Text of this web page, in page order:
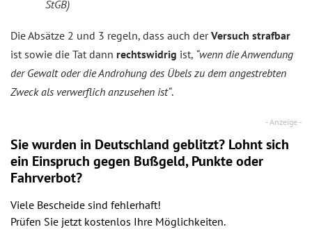
StGB)
Die Absätze 2 und 3 regeln, dass auch derVersuch strafbar
ist sowie die Tat dann rechtswidrig ist, “wenn die Anwendung
der Gewalt oder die Androhung des Übels zu dem angestrebten
Zweck als verwerflich anzusehen ist“.
Sie wurden in Deutschland geblitzt? Lohnt sich
ein Einspruch gegen Bußgeld, Punkte oder
Fahrverbot?
Viele Bescheide sind fehlerhaft!
Prüfen Sie jetzt kostenlos Ihre Möglichkeiten.